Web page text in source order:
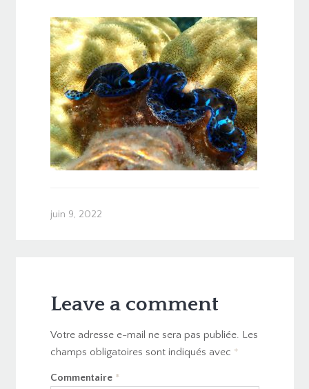
juin 9, 2022
Leave a comment
Votre adresse e-mail ne sera pas publiée. Les
champs obligatoires sont indiqués avec *
Commentaire *